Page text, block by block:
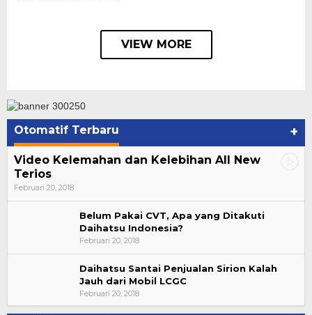
VIEW MORE
Otomatif Terbaru +
Video Kelemahan dan Kelebihan All New
Terios
Februari 20, 2018
Belum Pakai CVT, Apa yang Ditakuti
Daihatsu Indonesia?
Februari 20, 2018
Daihatsu Santai Penjualan Sirion Kalah
Jauh dari Mobil LCGC
Februari 20, 2018
Suharto Dipercaya Jadi Dewan Pengawas PP
PBSI 2020-2024